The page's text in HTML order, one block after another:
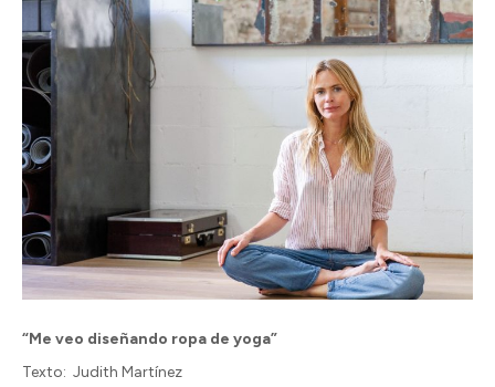
“Me veo diseñando ropa de yoga”
Texto: Judith Martínez